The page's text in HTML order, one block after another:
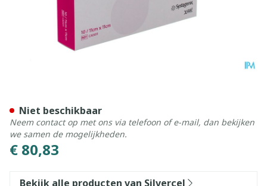
€ 80,83
Niet beschikbaar
Neem contact op met ons via telefoon of e-mail, dan bekijken
we samen de mogelijkheden.
Bekijk alle producten van Silvercel